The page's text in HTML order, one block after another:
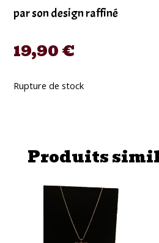
par son design raffiné
19,90€
Rupture de stock
Produits